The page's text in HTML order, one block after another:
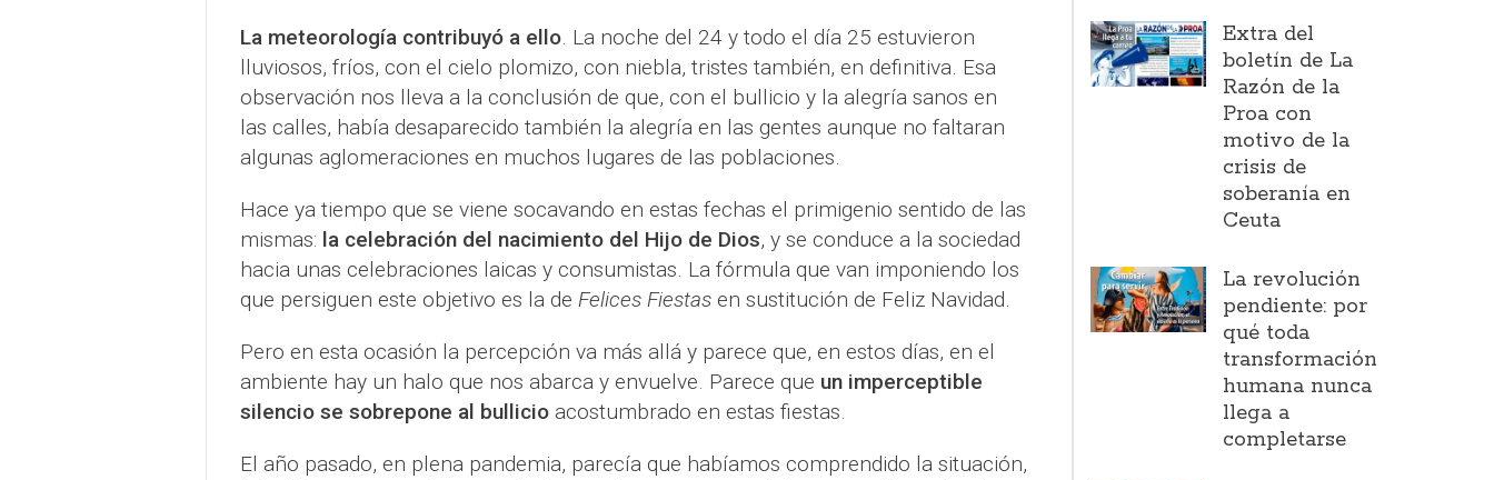
La meteorología contribuyó a ello. La noche del 24 y todo el día 25 estuvieron
lluviosos, fríos, con el cielo plomizo, con niebla, tristes también, en definitiva. Esa
observación nos lleva a la conclusión de que, con el bullicio y la alegría sanos en
las calles, había desaparecido también la alegría en las gentes aunque no faltaran
algunas aglomeraciones en muchos lugares de las poblaciones.
Hace ya tiempo que se viene socavando en estas fechas el primigenio sentido de las
mismas: la celebración del nacimiento del Hijo de Dios, y se conduce a la sociedad
hacia unas celebraciones laicas y consumistas. La fórmula que van imponiendo los
que persiguen este objetivo es la de Felices Fiestasen sustitución de Feliz Navidad.
Pero en esta ocasión la percepción va más allá y parece que, en estos días, en el
ambiente hay un halo que nos abarca y envuelve. Parece que un imperceptible
silencio se sobrepone al bullicioacostumbrado en estas fiestas.
El año pasado, en plena pandemia, parecía que habíamos comprendido la situación,
Extra del
boletín de La
Razón de la
Proa con
motivo de la
crisis de
soberanía en
Ceuta
La revolución
pendiente: por
qué toda
transformación
humana nunca
llega a
completarse